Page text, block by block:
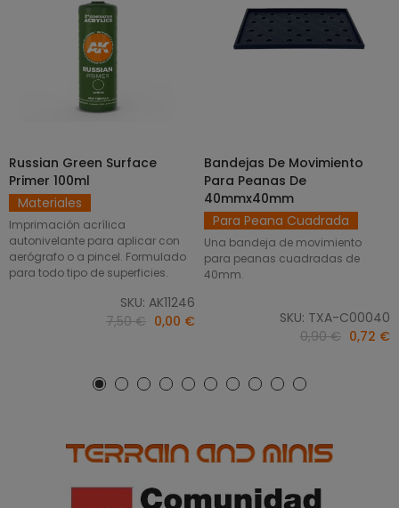
AÑADIR AL CARRITO
Russian Green Surface
Primer 100ml
Materiales
Imprimación acrílica
autonivelante para aplicar con
aerógrafo o a pincel. Formulado
para todo tipo de superficies.
SKU: AK11246
7,50 € 0,00 €
SELECCIONAR OPCIONES
Bandejas De Movimiento
Para Peanas De
40mmx40mm
Para Peana Cuadrada
Una bandeja de movimiento
para peanas cuadradas de
40mm.
SKU: TXA-C00040
0,90 € 0,72 €